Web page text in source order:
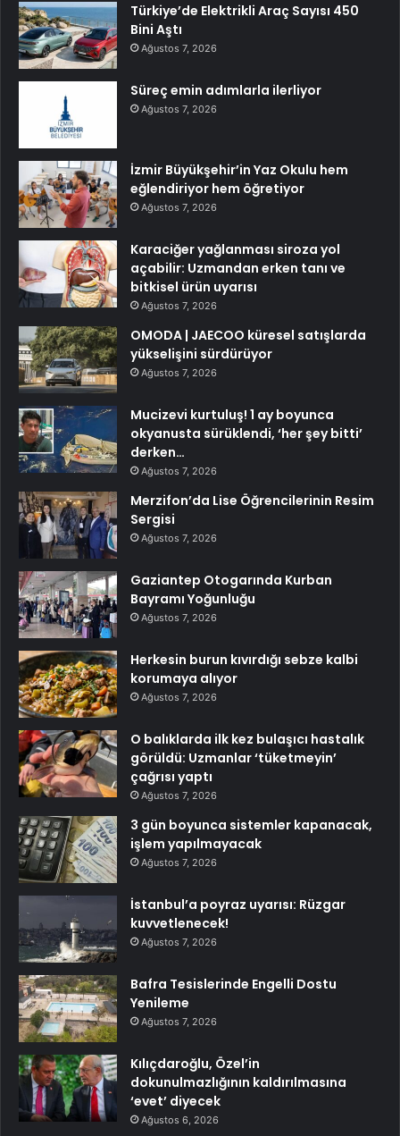
Türkiye’de Elektrikli Araç Sayısı 450
Bini Aştı
Ağustos 7, 2026
Süreç emin adımlarla ilerliyor
Ağustos 7, 2026
İzmir Büyükşehir’in Yaz Okulu hem
eğlendiriyor hem öğretiyor
Ağustos 7, 2026
Karaciğer yağlanması siroza yol
açabilir: Uzmandan erken tanı ve
bitkisel ürün uyarısı
Ağustos 7, 2026
OMODA | JAECOO küresel satışlarda
yükselişini sürdürüyor
Ağustos 7, 2026
Mucizevi kurtuluş! 1 ay boyunca
okyanusta sürüklendi, ‘her şey bitti’
derken…
Ağustos 7, 2026
Merzifon’da Lise Öğrencilerinin Resim
Sergisi
Ağustos 7, 2026
Gaziantep Otogarında Kurban
Bayramı Yoğunluğu
Ağustos 7, 2026
Herkesin burun kıvırdığı sebze kalbi
korumaya alıyor
Ağustos 7, 2026
O balıklarda ilk kez bulaşıcı hastalık
görüldü: Uzmanlar ‘tüketmeyin’
çağrısı yaptı
Ağustos 7, 2026
3 gün boyunca sistemler kapanacak,
işlem yapılmayacak
Ağustos 7, 2026
İstanbul’a poyraz uyarısı: Rüzgar
kuvvetlenecek!
Ağustos 7, 2026
Bafra Tesislerinde Engelli Dostu
Yenileme
Ağustos 7, 2026
Kılıçdaroğlu, Özel’in
dokunulmazlığının kaldırılmasına
‘evet’ diyecek
Ağustos 6, 2026